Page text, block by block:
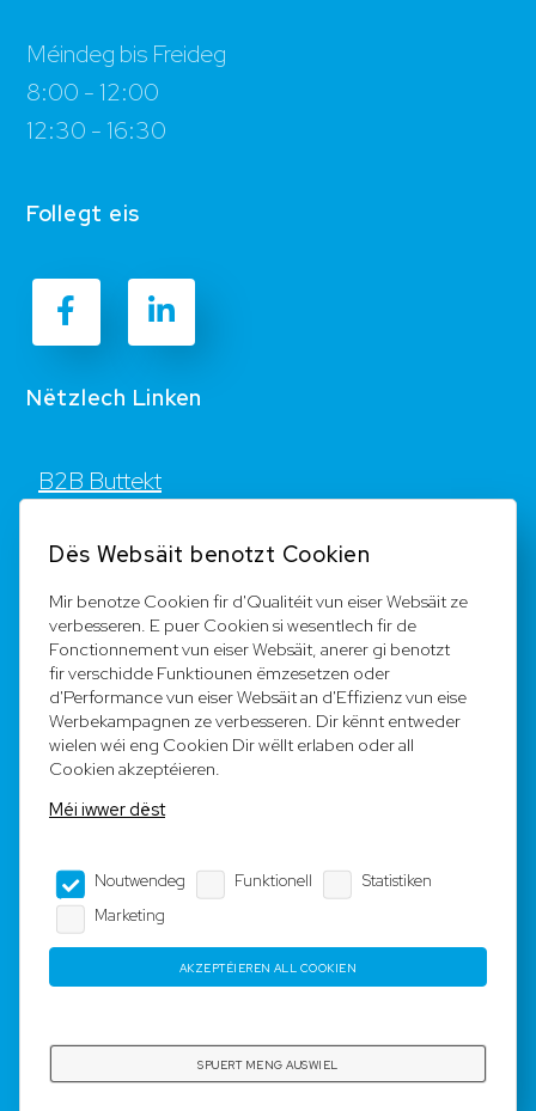
Méindeg bis Freideg
8:00 - 12:00
12:30 - 16:30
Follegt eis
Nëtzlech Linken
B2B Buttekt
Registréieren
Equipe
Legal Notice
Impressum
Dateschutz
3W.LU
Dës Websäit benotzt Cookien
Mir benotze Cookien fir d'Qualitéit vun eiser Websäit ze
verbesseren. E puer Cookien si wesentlech fir de
Fonctionnement vun eiser Websäit, anerer gi benotzt
fir verschidde Funktiounen ëmzesetzen oder
d'Performance vun eiser Websäit an d'Effizienz vun eise
Werbekampagnen ze verbesseren. Dir kënnt entweder
wielen wéi eng Cookien Dir wëllt erlaben oder all
Cookien akzeptéieren.
Méi iwwer dëst
Noutwendeg Funktionell
Statistiken
Marketing
AKZEPTÉIEREN ALL COOKIEN
SPUERT MENG AUSWIEL